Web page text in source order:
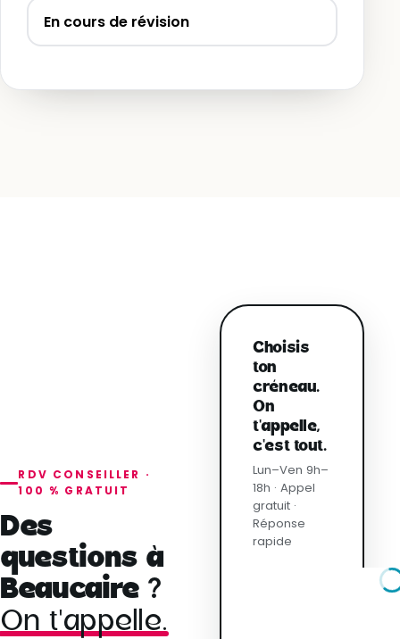
En cours de révision
RDV CONSEILLER ·
100 % GRATUIT
Des
questions à
Beaucaire ?
On t'appelle.
Choisis
ton
créneau.
On
t'appelle,
c'est tout.
Lun–Ven 9h–
18h · Appel
gratuit ·
Réponse
rapide